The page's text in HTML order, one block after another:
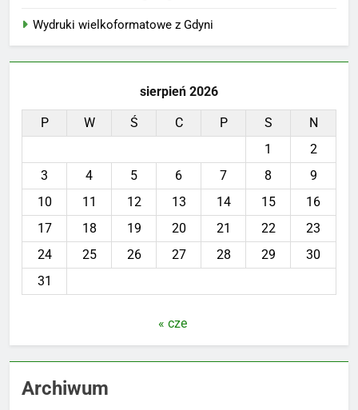
Wydruki wielkoformatowe z Gdyni
sierpień 2026
P W Ś C P S
N
1
2
3
4 5 6 7 8
9
10
11 12 13 14 15
16
17
18 19 20 21 22
23
24
25 26 27 28 29
30
31
« cze
Archiwum